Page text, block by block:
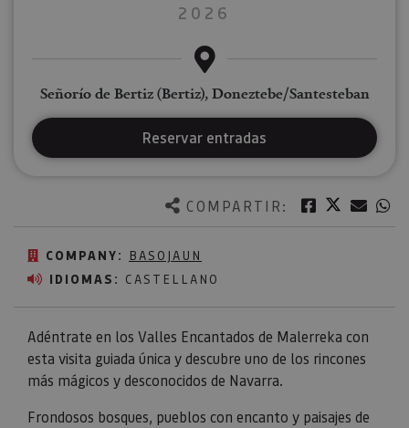
COMPARTIR: Facebook
Twitter
COMPANY: BASOJAUN
IDIOMAS: CASTELLANO
Adéntrate en los Valles Encantados de Malerreka con
esta visita guiada única y descubre uno de los rincones
más mágicos y desconocidos de Navarra.
Frondosos bosques, pueblos con encanto y paisajes de
2026
Señorío de Bertiz (Bertiz), Doneztebe/Santesteban
Reservar entradas